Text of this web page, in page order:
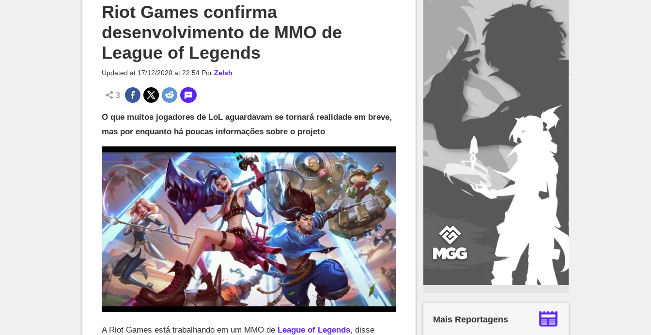
Riot Games confirma
desenvolvimento de MMO de
League of Legends
Updated at 17/12/2020 at 22:54 Por Zelsh
3
O que muitos jogadores de LoL aguardavam se tornará realidade em breve,
mas por enquanto há poucas informações sobre o projeto
A Riot Games está trabalhando em um MMO de League of Legends, disse
Mais Reportagens